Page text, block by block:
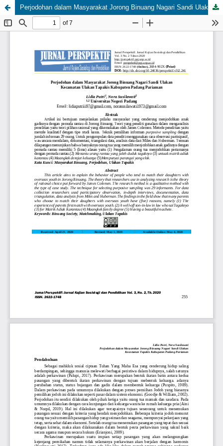
Perjodohan dalam Masyarakat Jorong Binuang Nagari Sandi Ulakan Kecamatan Ulakan Tapakis Kabupaten Padang Pariaman